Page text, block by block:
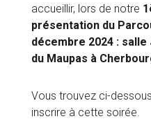
accueillir, lors de notre
présentation du
décembre 2024 : salle
du Maupas à
Vous trouvez ci-
inscrire à cette soirée.